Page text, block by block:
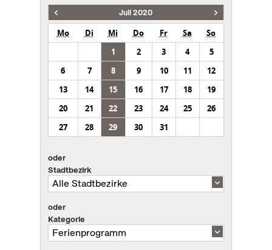
Juli 2020
Mo Di Mi Do Fr Sa
So
1
2 3 4
5
6
7 8 9 10 11
12
13
14 15 16 17 18
19
20
21 22 23 24 25
26
27
28 29 30 31
oder
Stadtbezirk
oder
Kategorie